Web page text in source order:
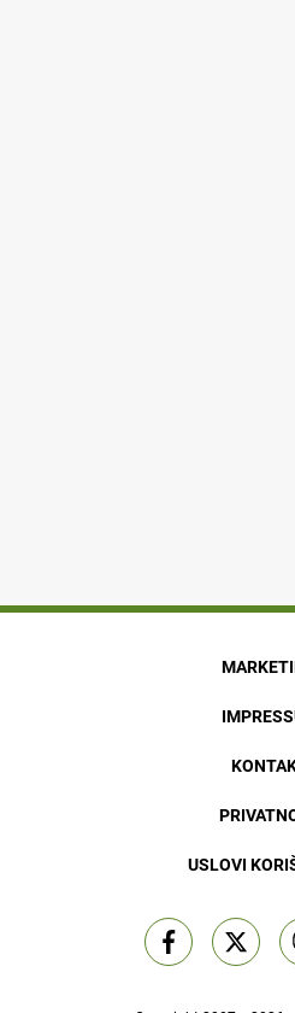
USLOVI